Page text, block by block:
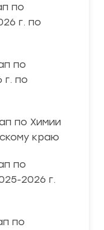
по
г. по
по
г. по
по Химии
краю
по
2026 г.
по